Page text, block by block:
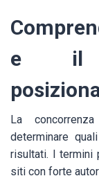
e il
La
determinare
risultati. I termini
siti con forte